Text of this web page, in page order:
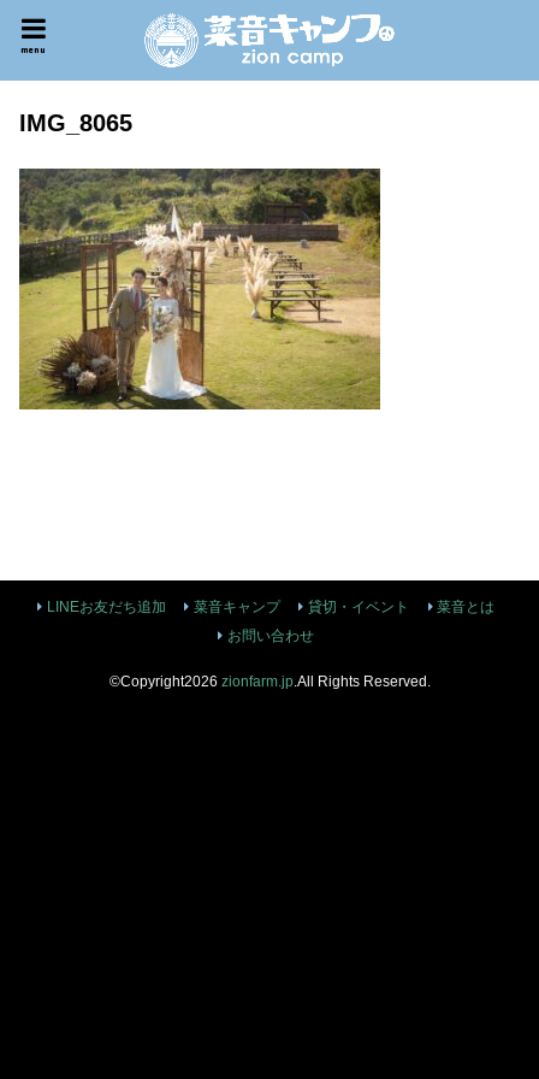
menu
IMG_8065
LINEお友だち追加 菜音キャンプ 貸切・イベント
菜音とは
お問い合わせ
©Copyright2026 zionfarm.jp.All Rights Reserved.